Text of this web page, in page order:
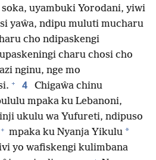
soka, uyambuki Yorodani, yiwi
yaŵa, ndipu muluti mucharu
cho ndipaskengi
charu chosi cho
nginu, nge mo
+ 4
Chigaŵa chinu
mpaka ku Lebanoni,
ukulu wa Yufureti, ndipuso
+ mpaka ku Nyanja Yikulu *
yo wafiskengi kulimbana